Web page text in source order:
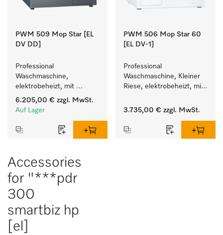
PWM 509 Mop Star [EL
DV DD]
Professional
Waschmaschine,
elektrobeheizt, mit
Ablaufventil und
Waschmitteleinspülkasten,
Facility Management.
6.205,00 € zzgl. MwSt.
Auf Lager
PWM 506 Mop Star 60
[EL DV-1]
Professional
Waschmaschine, Kleiner
Riese, elektrobeheizt, mit
die Anforderungen im
Füllgewicht 6 kg.
3.735,00 € zzgl. MwSt.
Accessories
for "***pdr
300
smartbiz hp
[el]